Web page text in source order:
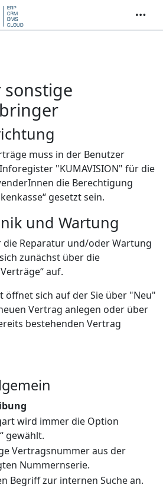
muss in der Benutzer
"KUMAVISION" für die
die Berechtigung
gesetzt sein.
und Wartung
Reparatur und/oder Wartung
zunächst über die
auf.
öffnet sich auf der Sie über "Neu"
Vertrag anlegen oder über
bestehenden Vertrag
wird immer die Option
gewählt.
Vertragsnummer aus der
Nummernserie.
Begriff zur internen Suche an.